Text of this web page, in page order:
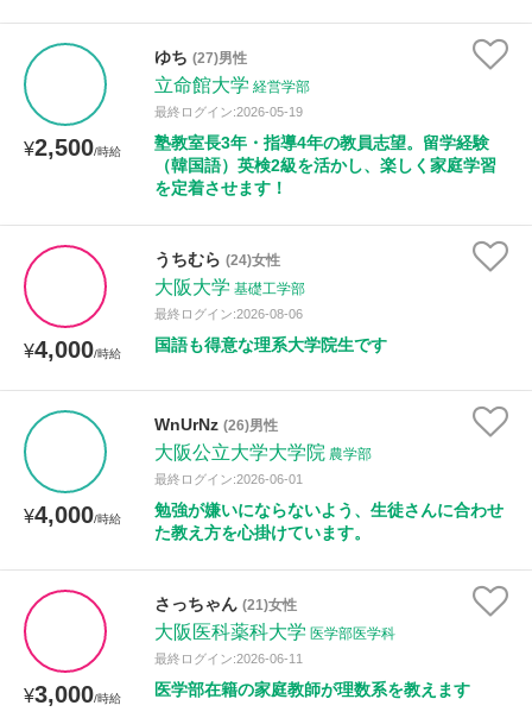
¥2,500/時給
ゆち (27)男性
立命館大学 経営学部
最終ログイン:2026-05-19
塾教室長3年・指導4年の教員志望。留学経験
（韓国語）英検2級を活かし、楽しく家庭学習
を定着させます！
¥4,000/時給
うちむら (24)女性
大阪大学 基礎工学部
最終ログイン:2026-08-06
国語も得意な理系大学院生です
¥4,000/時給
WnUrNz (26)男性
大阪公立大学大学院 農学部
最終ログイン:2026-06-01
勉強が嫌いにならないよう、生徒さんに合わせ
た教え方を心掛けています。
¥3,000/時給
さっちゃん (21)女性
大阪医科薬科大学 医学部医学科
最終ログイン:2026-06-11
医学部在籍の家庭教師が理数系を教えます